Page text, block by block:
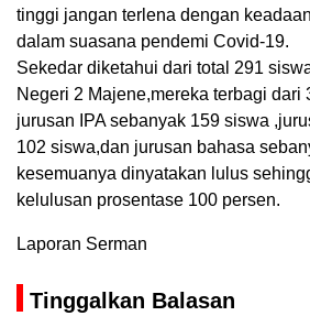
tinggi jangan terlena dengan
dalam suasana pendemi Covid-19.
Sekedar diketahui dari total 291
Negeri 2 Majene,mereka terbagi dari
jurusan IPA sebanyak 159 siswa
102 siswa,dan jurusan bahasa
kesemuanya dinyatakan lulus
kelulusan prosentase 100 persen.
Laporan Serman
Tinggalkan Balasan